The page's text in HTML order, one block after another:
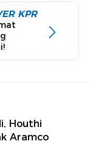
KPR
Houthi
Aramco